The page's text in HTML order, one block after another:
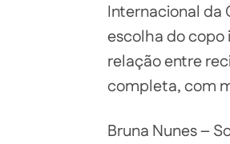
Internacional da
escolha do copo
relação entre
completa, com
Bruna Nunes –